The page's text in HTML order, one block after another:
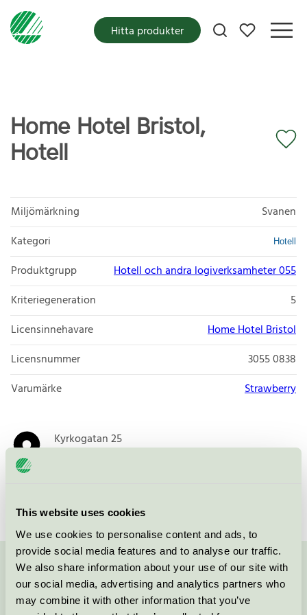
This website uses cookies
We use cookies to personalise content and ads, to
provide social media features and to analyse our traffic.
We also share information about your use of our site with
our social media, advertising and analytics partners who
may combine it with other information that you’ve
Mina favoriter
Hitta produkter
Home Hotel Bristol,
Hotell
Miljömärkning
Svanen
Kategori
Hotell
Produktgrupp
Hotell och andra logiverksamheter 055
Kriteriegeneration
5
Licensinnehavare
Home Hotel Bristol
Licensnummer
3055 0838
Varumärke
Strawberry
Kyrkogatan 25
Kontakta oss på08-55 55 24 00eller via formuläret: